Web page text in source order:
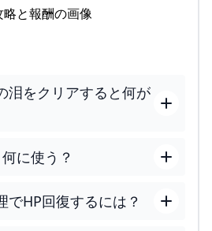
泪をクリアすると何が
に使う？
でHP回復するには？